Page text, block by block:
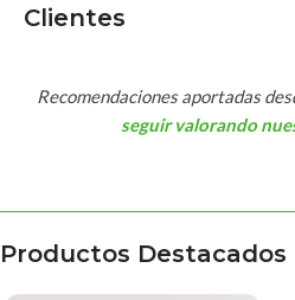
Clientes
Recomendaciones aportadas
seguir valorando
Productos Destacados